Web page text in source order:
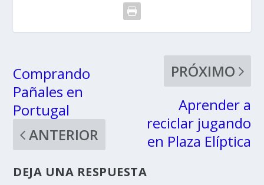
Comprando
Pañales en
Portugal
ANTERIOR
PRÓXIMO
Aprender a
reciclar jugando
en Plaza Elíptica
DEJA UNA RESPUESTA